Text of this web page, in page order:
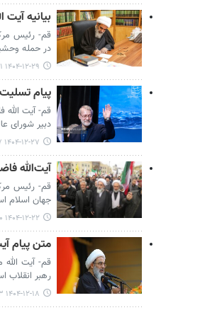
بیانیه
قم- رئیس
در حمله
۱۴۰۴-۱۲-۲۹ ۱۴:۲۱
پیام
قم- آیت الله
دبیر شورای
۱۴۰۴-۱۲-۲۷ ۱۴:۴۷
آیت‌الله
قم- رئیس
جهان اسلام
۱۴۰۴-۱۲-۲۲ ۱۵:۱۰
متن پیام
قم- آیت الله
رهبر انقلاب
۱۴۰۴-۱۲-۱۸ ۰۳:۵۳